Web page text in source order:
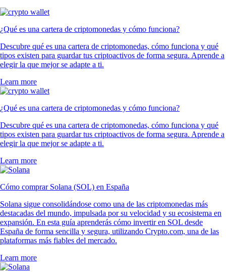
¿Qué es una cartera de criptomonedas y cómo funciona?
Descubre qué es una cartera de criptomonedas, cómo funciona y qué
tipos existen para guardar tus criptoactivos de forma segura. Aprende a
elegir la que mejor se adapte a ti.
Learn more
¿Qué es una cartera de criptomonedas y cómo funciona?
Descubre qué es una cartera de criptomonedas, cómo funciona y qué
tipos existen para guardar tus criptoactivos de forma segura. Aprende a
elegir la que mejor se adapte a ti.
Learn more
Cómo comprar Solana (SOL) en España
Solana sigue consolidándose como una de las criptomonedas más
destacadas del mundo, impulsada por su velocidad y su ecosistema en
expansión. En esta guía aprenderás cómo invertir en SOL desde
España de forma sencilla y segura, utilizando Crypto.com, una de las
plataformas más fiables del mercado.
Learn more